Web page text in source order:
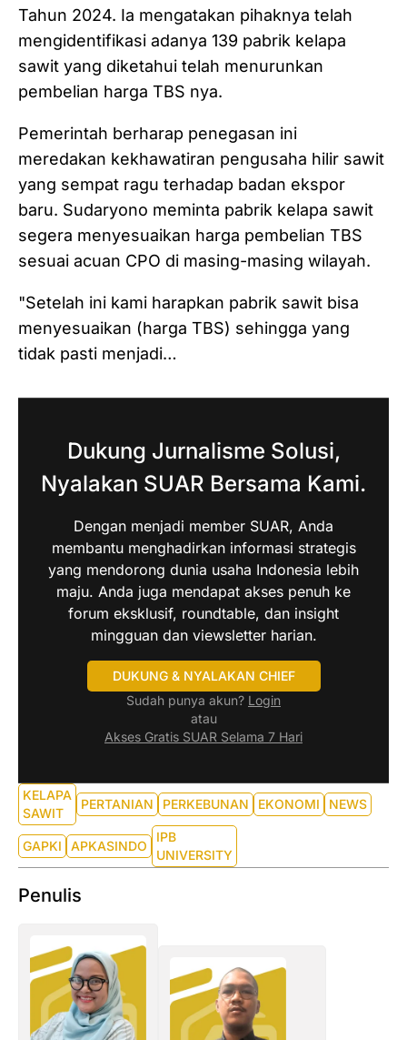
Tahun 2024. Ia mengatakan pihaknya telah
mengidentifikasi adanya 139 pabrik kelapa
sawit yang diketahui telah menurunkan
pembelian harga TBS nya.
Pemerintah berharap penegasan ini
meredakan kekhawatiran pengusaha hilir sawit
yang sempat ragu terhadap badan ekspor
baru. Sudaryono meminta pabrik kelapa sawit
segera menyesuaikan harga pembelian TBS
sesuai acuan CPO di masing-masing wilayah.
"Setelah ini kami harapkan pabrik sawit bisa
menyesuaikan (harga TBS) sehingga yang
tidak pasti menjadi…
Dukung Jurnalisme Solusi,
Nyalakan SUAR Bersama Kami.
Dengan menjadi member SUAR, Anda
membantu menghadirkan informasi strategis
yang mendorong dunia usaha Indonesia lebih
maju. Anda juga mendapat akses penuh ke
forum eksklusif, roundtable, dan insight
mingguan dan viewsletter harian.
DUKUNG & NYALAKAN CHIEF
Sudah punya akun? Login
atau
Akses Gratis SUAR Selama 7 Hari
KELAPA
SAWIT
PERTANIAN PERKEBUNAN EKONOMI NEWS
GAPKI APKASINDO
IPB
UNIVERSITY
Penulis